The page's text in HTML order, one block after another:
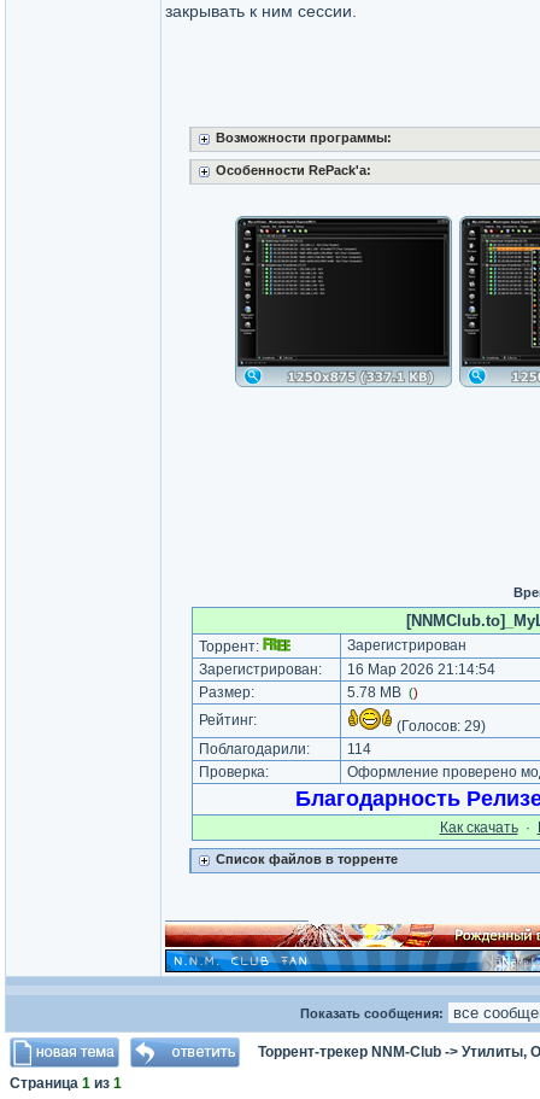
закрывать к ним сессии.
Возможности программы:
Особенности RePack'a:
Торрент:
Зарегистрирован
Зарегистрирован:
16 Мар 2026 21:14:54
Размер:
5.78 MB ()
Рейтинг: (Голосов: 29)
Поблагодарили:
114
Проверка:
Оформление проверено
Благодарность
Как cкачать·
Список файлов в торренте
Показать сообщения:
Торрент-трекер NNM-Club -> Утилиты,
Страница 1 из 1